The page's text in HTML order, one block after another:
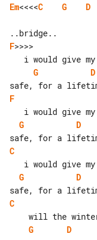
Em<<<<C G D
F
G
D
F
G
D
C
G
D
C
G
D